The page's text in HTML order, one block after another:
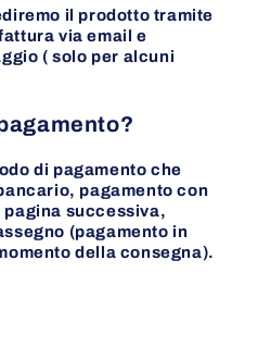
il prodotto tramite
via email e
( solo per alcuni
di pagamento che
pagamento con
successiva,
(pagamento in
della consegna).